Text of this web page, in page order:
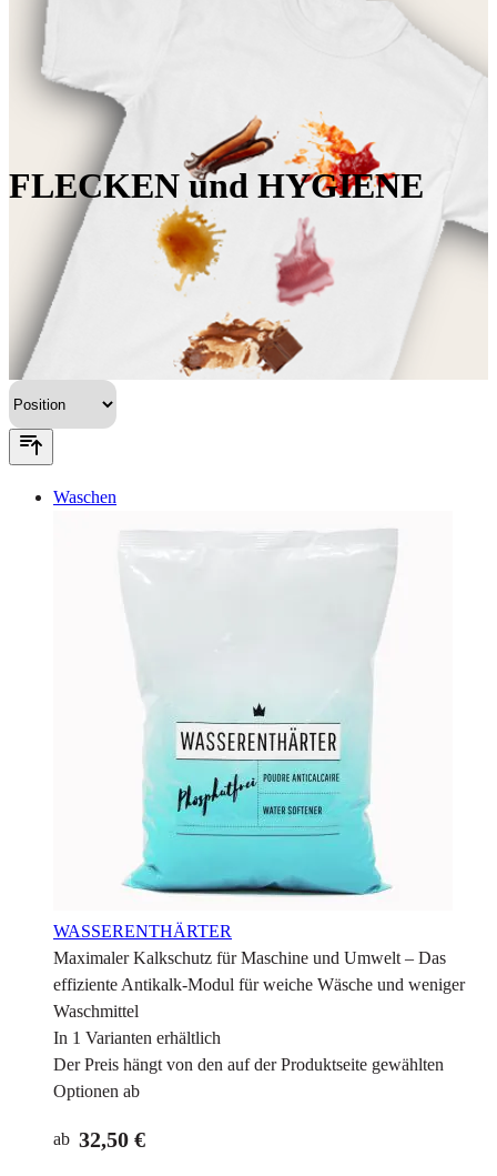
FLECKEN und HYGIENE
Waschen
WASSERENTHÄRTER
Maximaler Kalkschutz für Maschine und Umwelt – Das
effiziente Antikalk-Modul für weiche Wäsche und weniger
Waschmittel
In 1 Varianten erhältlich
Der Preis hängt von den auf der Produktseite gewählten
Optionen ab
ab 32,50 €